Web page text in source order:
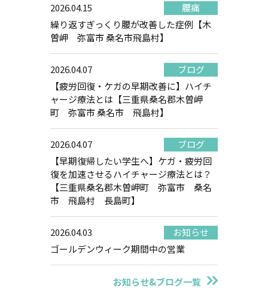
2026.04.15
腰痛
繰り返すぎっくり腰が改善した症例【木
曽岬 弥富市 桑名市飛島村】
2026.04.07
ブログ
【疲労回復・ケガの早期改善に】ハイチ
ャージ療法とは【三重県桑名郡木曽岬
町 弥富市 桑名市 飛島村】
2026.04.07
ブログ
【早期復帰したい学生へ】ケガ・疲労回
復を加速させるハイチャージ療法とは？
【三重県桑名郡木曽岬町 弥富市 桑名
市 飛島村 長島町】
2026.04.03
お知らせ
ゴールデンウィーク期間中の営業
お知らせ&ブログ一覧